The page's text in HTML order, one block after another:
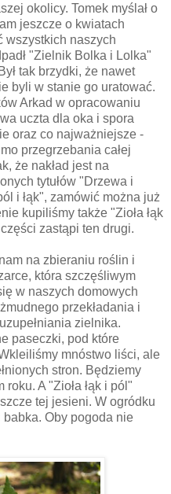
okolicy. Tomek myślał o
jeszcze o kwiatach
wszystkich naszych
"Zielnik Bolka i Lolka"
tak brzydki, że nawet
byli w stanie go uratować.
Arkad w opracowaniu
uczta dla oka i spora
oraz co najważniejsze -
przegrzebania całej
że nakład jest na
tytułów "Drzewa i
i łąk", zamówić można już
kupiliśmy także "Zioła łąk
zastąpi ten drugi.
na zbieraniu roślin i
która szczęśliwym
w naszych domowych
przekładania i
zielnika.
paseczki, pod które
mnóstwo liści, ale
stron. Będziemy
A "Zioła łąk i pól"
tej jesieni. W ogródku
Oby pogoda nie